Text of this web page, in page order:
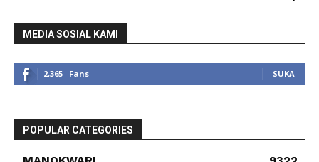
MEDIA SOSIAL KAMI
2,365 Fans SUKA
POPULAR CATEGORIES